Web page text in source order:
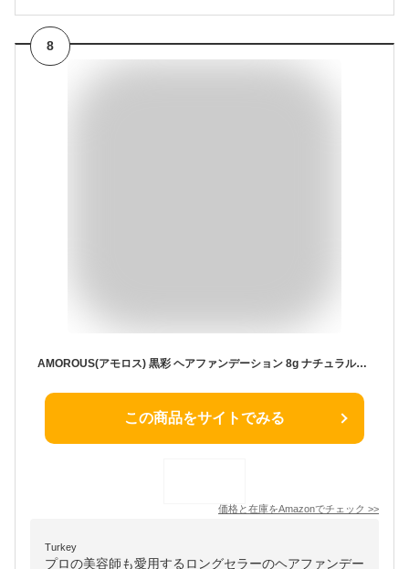
8
AMOROUS(アモロス) 黒彩 ヘアファンデーション 8g ナチュラルブラウン ケース付
この商品をサイトでみる
価格と在庫をAmazonでチェック >>
Turkey
プロの美容師も愛用するロングセラーのヘアファンデー